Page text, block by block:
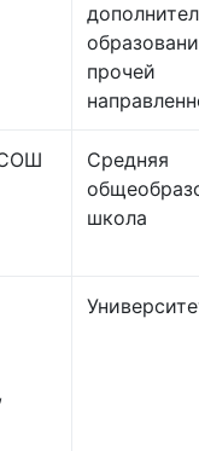
прочей
Средняя
школа